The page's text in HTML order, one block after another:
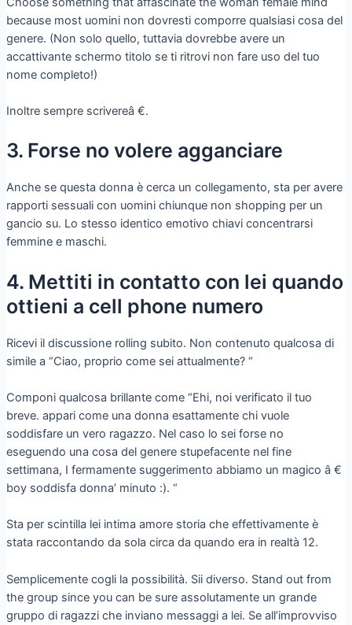
because most uomini non dovresti comporre qualsiasi cosa del
genere. (Non solo quello, tuttavia dovrebbe avere un
accattivante schermo titolo se ti ritrovi non fare uso del tuo
nome completo!)
Inoltre sempre scrivereâ €.
3. Forse no volere agganciare
Anche se questa donna è cerca un collegamento, sta per avere
rapporti sessuali con uomini chiunque non shopping per un
gancio su. Lo stesso identico emotivo chiavi concentrarsi
femmine e maschi.
4. Mettiti in contatto con lei quando
ottieni a cell phone numero
Ricevi il discussione rolling subito. Non contenuto qualcosa di
simile a “Ciao, proprio come sei attualmente? “
Componi qualcosa brillante come “Ehi, noi verificato il tuo
breve. appari come una donna esattamente chi vuole
soddisfare un vero ragazzo. Nel caso lo sei forse no
eseguendo una cosa del genere stupefacente nel fine
settimana, I fermamente suggerimento abbiamo un magico â €
boy soddisfa donna’ minuto :). “
Sta per scintilla lei intima amore storia che effettivamente è
stata raccontando da sola circa da quando era in realtà 12.
Semplicemente cogli la possibilità. Sii diverso. Stand out from
the group since you can be sure assolutamente un grande
gruppo di ragazzi che inviano messaggi a lei. Se all’improvviso